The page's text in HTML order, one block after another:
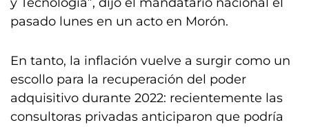
pasado lunes en un acto en Morón.
En tanto, la inflación vuelve a surgir como un
escollo para la recuperación del poder
adquisitivo durante 2022: recientemente las
consultoras privadas anticiparon que podría